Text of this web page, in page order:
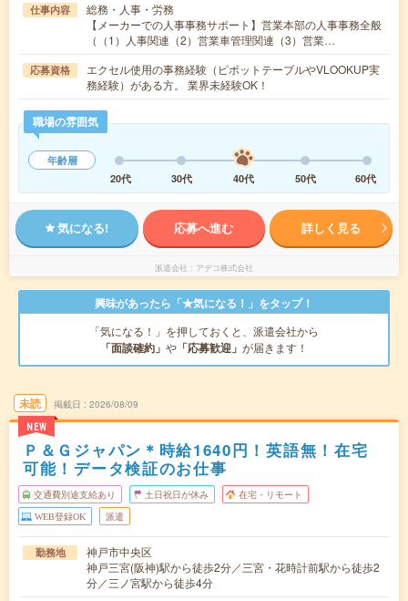
仕事内容
総務・人事・労務
【メーカーでの人事事務サポート】営業本部の人事事務全般
（（1）人事関連（2）営業車管理関連（3）営業…
応募資格
エクセル使用の事務経験（ピポットテーブルやVLOOKUP実
務経験）がある方。 業界未経験OK！
職場の雰囲気
年齢層
20代
30代 40代 50代 60代
気になる! 応募へ進む 詳しく見る
派遣会社 アデコ株式会社
興味があったら「★気になる！」をタップ！
「気になる！」を押しておくと、派遣会社から
「面談確約」 や 「応募歓迎」 が届きます！
未読
NEW
掲載日 2026/08/09
Ｐ＆Ｇジャパン＊時給1640円！英語無！在宅
可能！データ検証のお仕事
交通費別途支給あり 土日祝日が休み 在宅・リモート
WEB登録OK 派遣
勤務地
神戸市中央区
神戸三宮(阪神)駅から徒歩2分／三宮・花時計前駅から徒歩2
分／三ノ宮駅から徒歩4分